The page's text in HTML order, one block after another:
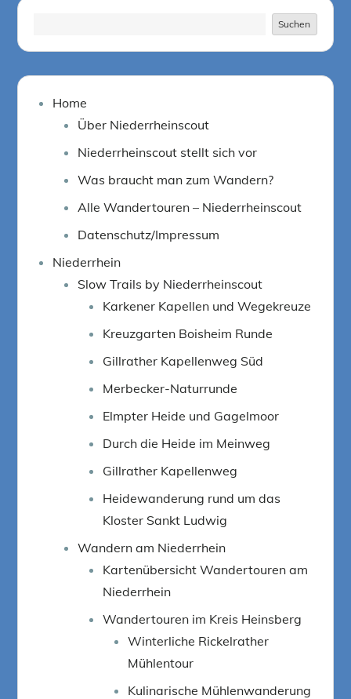
Suchen
Home
Über Niederrheinscout
Niederrheinscout stellt sich vor
Was braucht man zum Wandern?
Alle Wandertouren – Niederrheinscout
Datenschutz/Impressum
Niederrhein
Slow Trails by Niederrheinscout
Karkener Kapellen und Wegekreuze
Kreuzgarten Boisheim Runde
Gillrather Kapellenweg Süd
Merbecker-Naturrunde
Elmpter Heide und Gagelmoor
Durch die Heide im Meinweg
Gillrather Kapellenweg
Heidewanderung rund um das
Kloster Sankt Ludwig
Wandern am Niederrhein
Kartenübersicht Wandertouren am
Niederrhein
Wandertouren im Kreis Heinsberg
Winterliche Rickelrather
Mühlentour
Kulinarische Mühlenwanderung